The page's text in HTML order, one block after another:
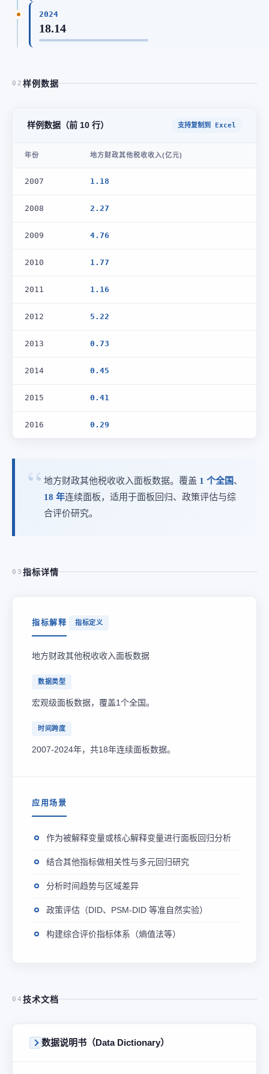
2024
18.14
02 样例数据
样例数据（前 10 行） 支持复制到 Excel
年份 地方财政其他税收收入(亿元)
2007 1.18
2008 2.27
2009 4.76
2010 1.77
2011 1.16
2012 5.22
2013 0.73
2014 0.45
2015 0.41
2016 0.29
地方财政其他税收收入面板数据。覆盖 1 个全国、
18 年连续面板，适用于面板回归、政策评估与综
合评价研究。
03 指标详情
指标解释 指标定义
地方财政其他税收收入面板数据
数据类型
宏观级面板数据，覆盖1个全国。
时间跨度
2007-2024年，共18年连续面板数据。
应用场景
作为被解释变量或核心解释变量进行面板回归分析
结合其他指标做相关性与多元回归研究
分析时间趋势与区域差异
政策评估（DID、PSM-DID 等准自然实验）
构建综合评价指标体系（熵值法等）
04 技术文档
数据说明书（Data Dictionary）